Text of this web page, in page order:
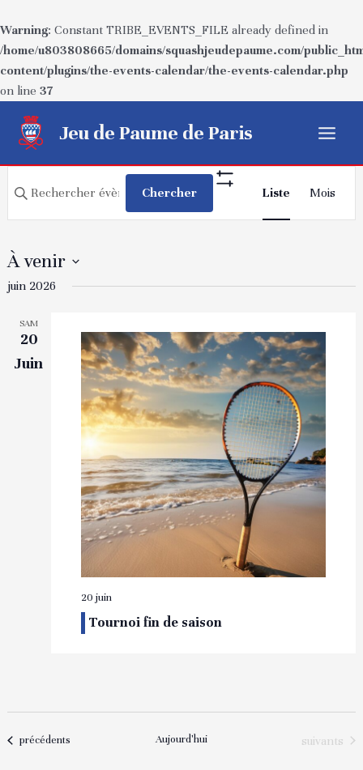
Warning: Constant TRIBE_EVENTS_FILE already defined in
/home/u803808665/domains/squashjeudepaume.com/
content/plugins/the-events-calendar/the-events-calendar.php
on line 37
contenu
Jeu de Paume de Paris
Menu
et
de
vues
Saisir
Évènements
par
clé.
Chercher
de
vues
Liste Mois
À venir
Sélectionnez
date.
juin 2026
SAM
20
Juin
20 juin
Tournoi fin de saison
Évènements
précédents Aujourd'hui suivants